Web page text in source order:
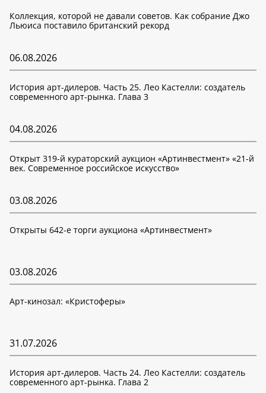
Коллекция, которой не давали советов. Как собрание Джо
Льюиса поставило британский рекорд
06.08.2026
История арт-дилеров. Часть 25. Лео Кастелли: создатель
современного арт-рынка. Глава 3
04.08.2026
Открыт 319-й кураторский аукцион «Артинвестмент» «21-й
век. Современное российское искусство»
03.08.2026
Открыты 642-е торги аукциона «Артинвестмент»
03.08.2026
Арт-кинозал: «Кристоферы»
31.07.2026
История арт-дилеров. Часть 24. Лео Кастелли: создатель
современного арт-рынка. Глава 2